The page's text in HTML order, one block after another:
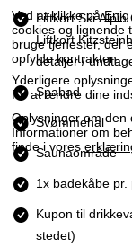
Ved at klikke påEnig
cookies og lignende
bruge tjenester, der
opfylde kontrakten.
Yderligere
for at ændre dine
Oplysninger om den
Informationer om
finde i vores
Liftkort Ski
Liftkort
detaljer /
Spabad
Svømmehal
Saunaområde
1x badekåbe
Kupon til
stedet)